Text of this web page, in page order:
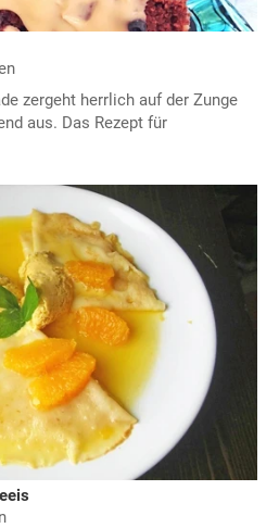
zergeht herrlich auf der Zunge
aus. Das Rezept für